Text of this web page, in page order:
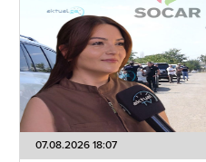
07.08.2026 18:07